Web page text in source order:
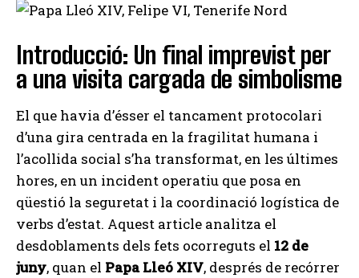
Introducció: Un final imprevist per
a una visita cargada de simbolisme
El que havia d’ésser el tancament protocolari
d’una gira centrada en la fragilitat humana i
l’acollida social s’ha transformat, en les últimes
hores, en un incident operatiu que posa en
qüestió la seguretat i la coordinació logística de
verbs d’estat. Aquest article analitza el
desdoblaments dels fets ocorreguts el 12 de
juny, quan el Papa Lleó XIV, després de recórrer